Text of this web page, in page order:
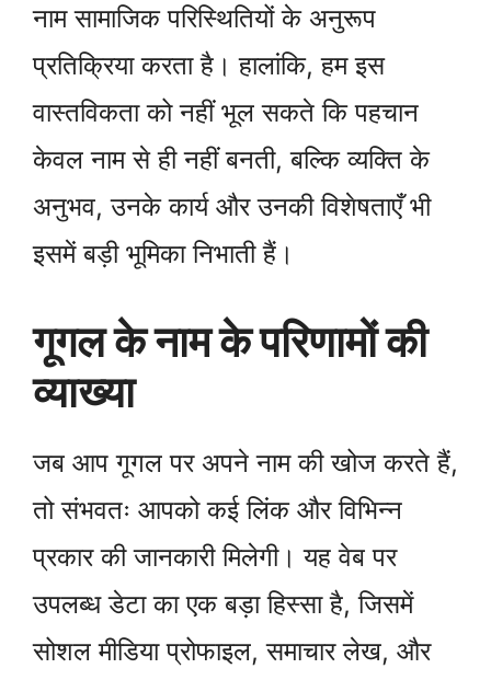
नाम सामाजिक परिस्थितियों के अनुरूप
प्रतिक्रिया करता है। हालांकि, हम इस
वास्तविकता को नहीं भूल सकते कि पहचान
केवल नाम से ही नहीं बनती, बल्कि व्यक्ति के
अनुभव, उनके कार्य और उनकी विशेषताएँ भी
इसमें बड़ी भूमिका निभाती हैं।
गूगल के नाम के परिणामों की
व्याख्या
जब आप गूगल पर अपने नाम की खोज करते हैं,
तो संभवतः आपको कई लिंक और विभिन्न
प्रकार की जानकारी मिलेगी। यह वेब पर
उपलब्ध डेटा का एक बड़ा हिस्सा है, जिसमें
सोशल मीडिया प्रोफाइल, समाचार लेख, और